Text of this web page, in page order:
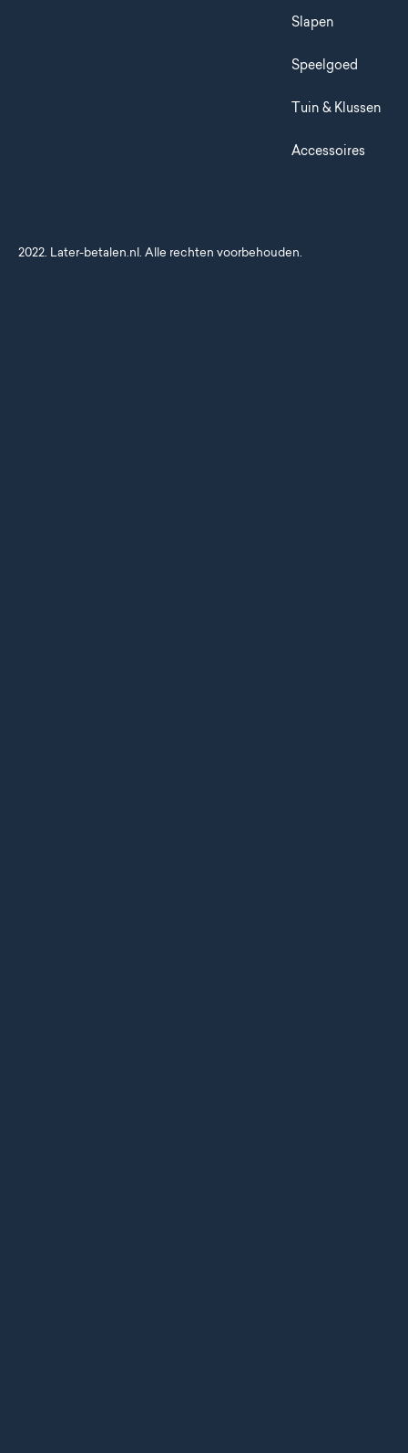
Slapen
Speelgoed
Tuin & Klussen
Accessoires
2022. Later-betalen.nl. Alle rechten voorbehouden.